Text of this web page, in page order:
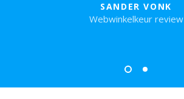
SANDER VONK
Webwinkelkeur review